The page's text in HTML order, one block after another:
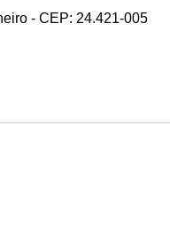
- CEP: 24.421-005